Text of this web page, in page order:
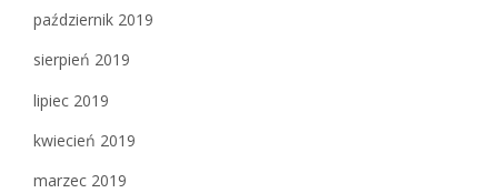
październik 2019
sierpień 2019
lipiec 2019
kwiecień 2019
marzec 2019